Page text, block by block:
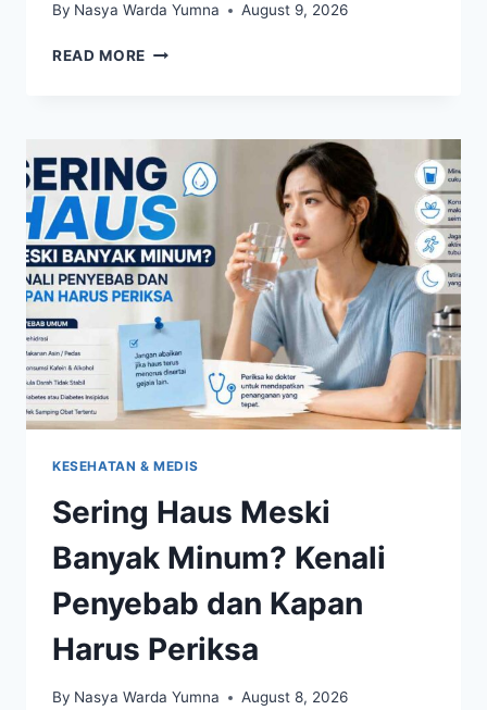
By Nasya Warda Yumna August 9, 2026
READ MORE SAYURAN
KAYA
ANTIOKSIDAN
DAN
LAYAK
MASUK
MENU
HARIAN
KESEHATAN & MEDIS
Sering Haus Meski
Banyak Minum? Kenali
Penyebab dan Kapan
Harus Periksa
By Nasya Warda Yumna August 8, 2026